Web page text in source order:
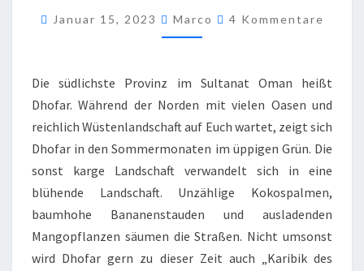
Januar 15, 2023 Marco 4 Kommentare
Die südlichste Provinz im Sultanat Oman heißt
Dhofar. Während der Norden mit vielen Oasen und
reichlich Wüstenlandschaft auf Euch wartet, zeigt sich
Dhofar in den Sommermonaten im üppigen Grün. Die
sonst karge Landschaft verwandelt sich in eine
blühende Landschaft. Unzählige Kokospalmen,
baumhohe Bananenstauden und ausladenden
Mangopflanzen säumen die Straßen. Nicht umsonst
wird Dhofar gern zu dieser Zeit auch „Karibik des